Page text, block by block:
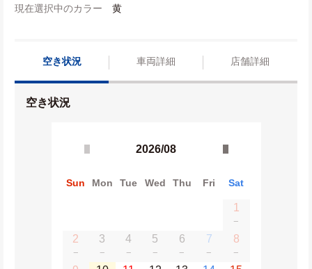
現在選択中のカラー 黄
空き状況 車両詳細 店舗詳細
空き状況
2026/08
Sun Mon Tue Wed Thu Fri Sat
1
−
2
−
3
−
4
−
5
−
6
−
7
−
8
−